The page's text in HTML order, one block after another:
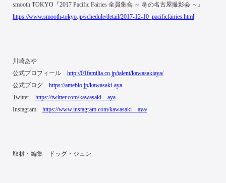
smooth TOKYO『2017 Pacific Fairies 全員集合 ～ 冬の名古屋撮影会 ～』
https://www.smooth-tokyo.jp/schedule/detail/2017-12-10_pacificfairies.html
川崎あや
公式プロフィール http://01familia.co.jp/talent/kawasakiaya/
公式ブログ https://ameblo.jp/kawasaki-aya
Twitter https://twitter.com/kawasaki__aya
Instagram https://www.instagram.com/kawasaki__aya/
取材・編集 ドッグ・ジュン